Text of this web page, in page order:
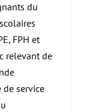
du
FPH et
relevant de
de service